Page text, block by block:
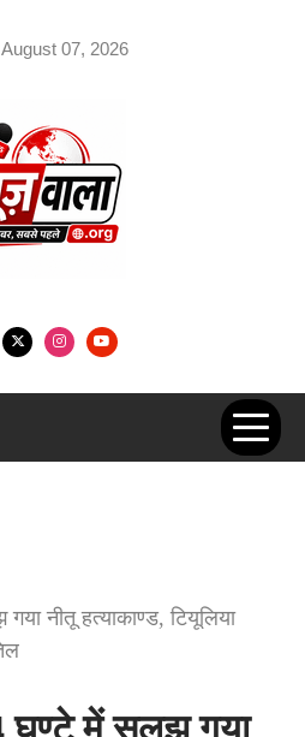
07, 2026
नीतू हत्याकाण्ड, टियूलिया